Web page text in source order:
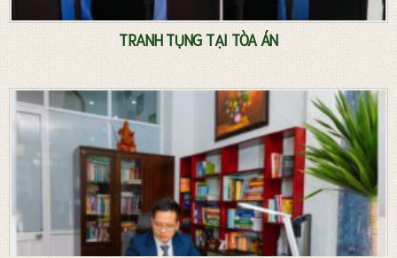
TRANH TỤNG TẠI TÒA ÁN